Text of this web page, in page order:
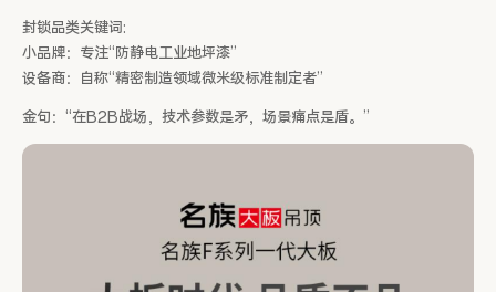
封锁品类关键词:
小品牌：专注“防静电工业地坪漆”
设备商：自称“精密制造领域微米级标准制定者”
金句：“在B2B战场，技术参数是矛，场景痛点是盾。”